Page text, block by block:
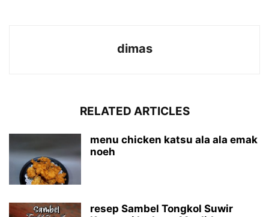
dimas
RELATED ARTICLES
menu chicken katsu ala ala emak
noeh
resep Sambel Tongkol Suwir